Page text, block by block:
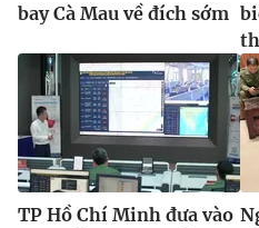
bay Cà Mau về đích sớm
TP Hồ Chí Minh đưa vào